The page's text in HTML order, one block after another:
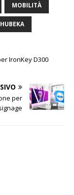
MOBILITÀ
IronKey D300
per